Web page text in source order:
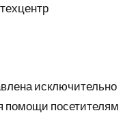
исключительно
помощи посетителям